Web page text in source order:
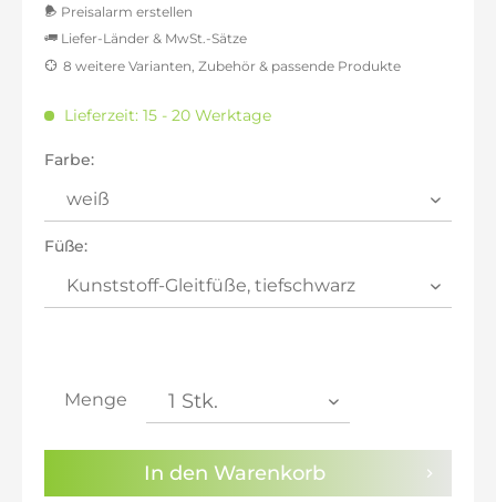
Preisalarm erstellen
Sie haben die
Kenntnis genommen.
Liefer-Länder & MwSt.-Sätze
inkl. 16% MwSt.: 1.618,15 €
inkl. 20% MwSt.: 1.673,95 €
inkl. 21% MwSt.: 1.687,90 €
8 weitere Varianten, Zubehör & passende Produkte
Lieferzeit: 15 - 20 Werktage
Farbe:
Füße:
Menge
In den Warenkorb